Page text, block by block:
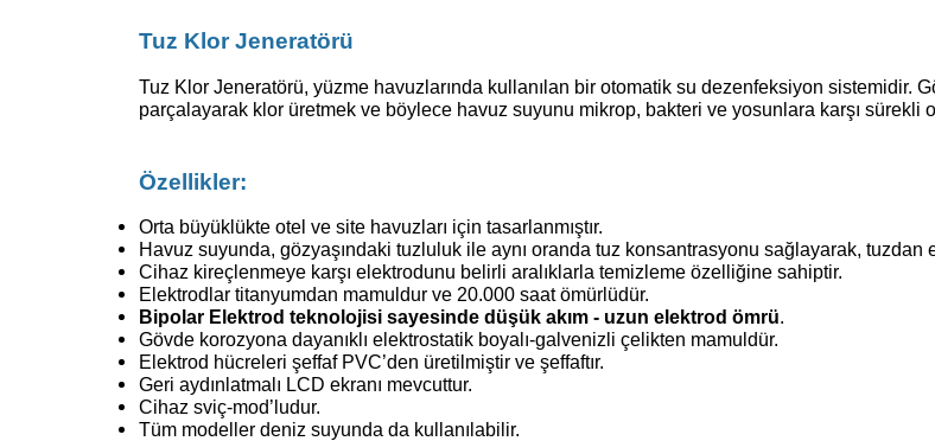
Tuz Klor Jeneratörü
Tuz Klor Jeneratörü, yüzme havuzlarında kullanılan bir otomatik su dezenfeksiyon sistemidir.
parçalayarak klor üretmek ve böylece havuz suyunu mikrop, bakteri ve yosunlara karşı sürekli
Özellikler:
Orta büyüklükte otel ve site havuzları için tasarlanmıştır.
Havuz suyunda, gözyaşındaki tuzluluk ile aynı oranda tuz konsantrasyonu sağlayarak, tuzdan
Cihaz kireçlenmeye karşı elektrodunu belirli aralıklarla temizleme özelliğine sahiptir.
Elektrodlar titanyumdan mamuldur ve 20.000 saat ömürlüdür.
Bipolar Elektrod teknolojisi sayesinde düşük akım - uzun elektrod ömrü.
Gövde korozyona dayanıklı elektrostatik boyalı-galvenizli çelikten mamuldür.
Elektrod hücreleri şeffaf PVC’den üretilmiştir ve şeffaftır.
Geri aydınlatmalı LCD ekranı mevcuttur.
Cihaz sviç-mod’ludur.
Tüm modeller deniz suyunda da kullanılabilir.